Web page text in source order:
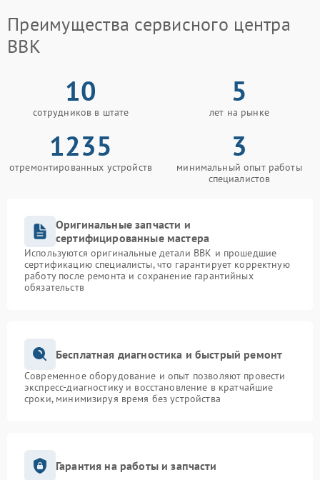
Преимущества сервисного центра
BBK
10
сотрудников в штате
5
лет на рынке
1235
отремонтированных устройств
3
минимальный опыт работы
специалистов
Оригинальные запчасти и
сертифицированные мастера
Используются оригинальные детали BBK и прошедшие
сертификацию специалисты, что гарантирует корректную
работу после ремонта и сохранение гарантийных
обязательств
Бесплатная диагностика и быстрый ремонт
Современное оборудование и опыт позволяют провести
экспресс-диагностику и восстановление в кратчайшие
сроки, минимизируя время без устройства
Гарантия на работы и запчасти